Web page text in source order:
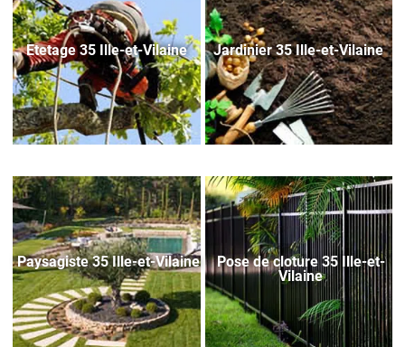
Etetage 35 Ille-et-Vilaine Jardinier 35 Ille-et-Vilaine
Paysagiste 35 Ille-et-Vilaine
Pose de cloture 35 Ille-et-
Vilaine